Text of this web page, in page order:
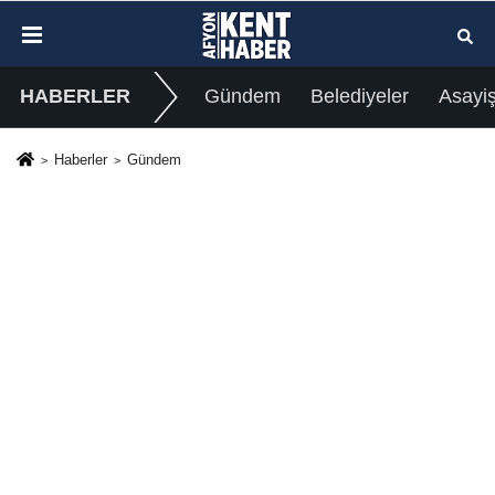
HABERLER Gündem Belediyeler
Haberler Gündem